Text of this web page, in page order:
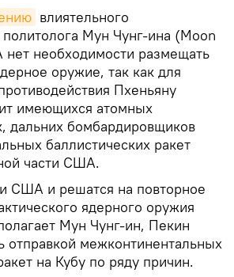
влиятельного
Мун Чунг-ина (Moon
необходимости размещать
оружие, так как для
Пхеньяну
имеющихся атомных
дальних бомбардировщиков
баллистических ракет
части США.
США и решатся на повторное
ядерного оружия
Мун Чунг-ин, Пекин
отправкой межконтинентальных
на Кубу по ряду причин.